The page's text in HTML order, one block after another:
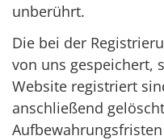
unberührt.
Die bei der
von uns gespeichert,
Website registriert
anschließend